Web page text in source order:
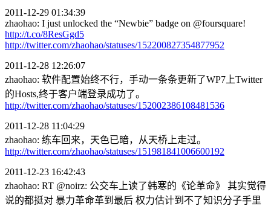
2011-12-29 01:34:39
zhaohao: I just unlocked the “Newbie” badge on @foursquare!
http://t.co/8ResGgd5
http://twitter.com/zhaohao/statuses/152200827354877952
2011-12-28 12:26:07
zhaohao: 软件配置始终不行，手动一条条更新了WP7上Twitter
的Hosts,终于客户端登录成功了。
http://twitter.com/zhaohao/statuses/152002386108481536
2011-12-28 11:04:29
zhaohao: 练车回来，天色已暗，从天桥上走过。
http://twitter.com/zhaohao/statuses/151981841006600192
2011-12-23 16:42:43
zhaohao: RT @noirz: 公交车上读了韩寒的《论革命》 其实觉得
说的都挺对 暴力革命革到最后 权力估计到不了知识分子手里